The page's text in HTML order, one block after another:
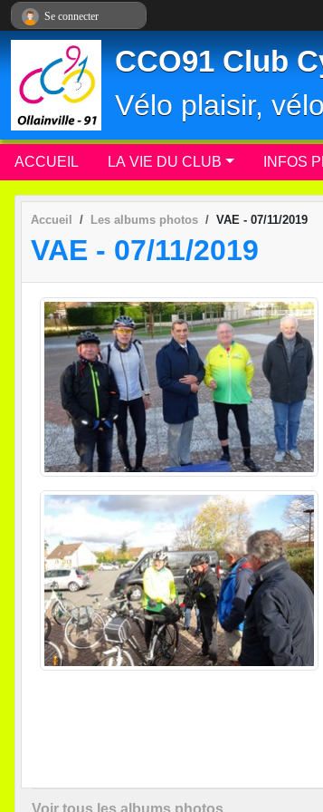
CCO91 Club
Vélo plaisir,
ACCUEIL LA VIE DU CLUB INFOS
Accueil Les albums photos VAE - 07/11/2019
VAE - 07/11/2019
Voir tous les albums photos
Se connecter
Panneau de gestion des cookies